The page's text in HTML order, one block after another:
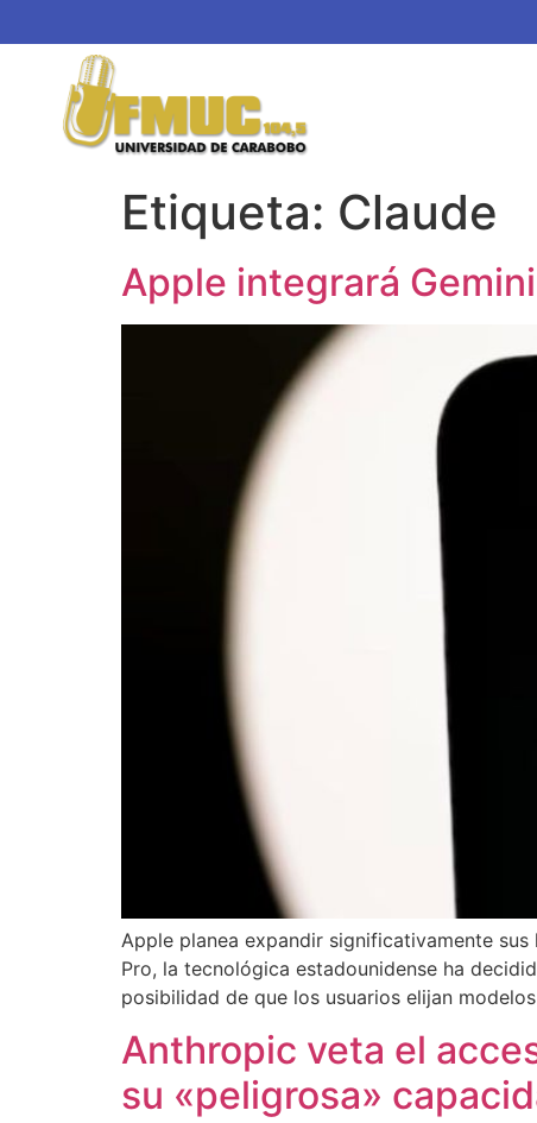
Etiqueta: Claude
Apple integrará
Apple planea expandir significativamente
Pro, la tecnológica estadounidense ha
posibilidad de que los usuarios elijan
Anthropic veta el
su «peligrosa»